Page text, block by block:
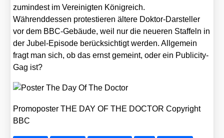
zumin­dest im Ver­ei­nig­ten König­reich.
Wäh­rend­des­sen pro­tes­tie­ren älte­re Dok­tor-Dar­stel­ler
vor dem BBC-Gebäu­de, weil nur die neue­ren Staf­feln in
der Jubel-Epi­so­de berück­sich­tigt wer­den. All­ge­mein
fragt man sich, ob das ernst gemeint, oder ein Publi­ci­ty-
Gag ist?
Pro­mo­pos­ter THE DAY OF THE DOCTOR Copy­right
BBC